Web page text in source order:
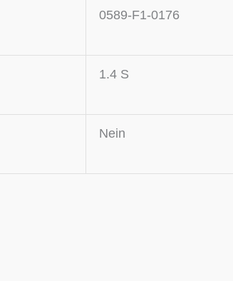
0589-F1-0176
1.4 S
Nein